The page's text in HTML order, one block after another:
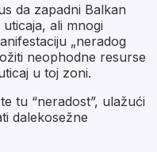
da zapadni Balkan
ali mnogi
„neradog
neophodne resurse
u toj zoni.
tu “neradost”, ulažući
dalekosežne